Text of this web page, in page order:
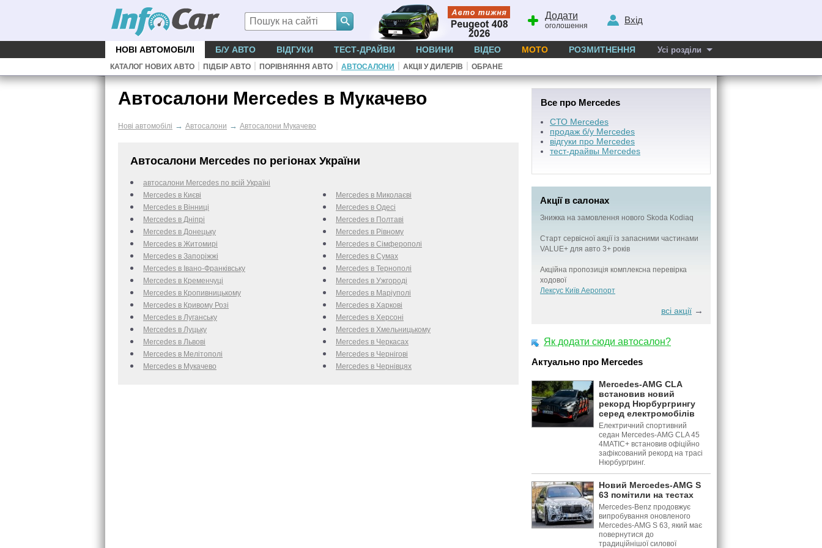
Додати
оголошення
Вхід
НОВІ АВТОМОБІЛІ Б/У АВТО ВІДГУКИ ТЕСТ-ДРАЙВИ НОВИНИ ВІДЕО МОТО РОЗМИТНЕННЯ Усі розділи
КАТАЛОГ НОВИХ АВТО | ПІДБІР АВТО | ПОРІВНЯННЯ АВТО | АВТОСАЛОНИ | АКЦІІ У ДИЛЕРІВ | ОБРАНЕ
Автосалони Mercedes в Мукачево
Нові автомобілі → Автосалони → Автосалони Мукачево
Автосалони Mercedes по регіонах України
автосалони Mercedes по всій Україні
Mercedes в Києві
Mercedes в Вінниці
Mercedes в Дніпрі
Mercedes в Донецьку
Mercedes в Житомирі
Mercedes в Запоріжжі
Mercedes в Івано-Франківську
Mercedes в Кременчуці
Mercedes в Кропивницькому
Mercedes в Кривому Розі
Mercedes в Луганську
Mercedes в Луцьку
Mercedes в Львові
Mercedes в Мелітополі
Mercedes в Мукачево
Mercedes в Миколаєві
Mercedes в Одесі
Mercedes в Полтаві
Mercedes в Рівному
Mercedes в Сімферополі
Mercedes в Сумах
Mercedes в Тернополі
Mercedes в Ужгороді
Mercedes в Маріуполі
Mercedes в Харкові
Mercedes в Херсоні
Mercedes в Хмельницькому
Mercedes в Черкаcах
Mercedes в Чернігові
Mercedes в Чернівцях
Все про Mercedes
СТО Mercedes
продаж б/у Mercedes
відгуки про Mercedes
тест-драйвы Mercedes
Акції в салонах
Знижка на замовлення нового Skoda Kodiaq
Старт сервісної акції із запасними частинами
VALUE+ для авто 3+ років
Акційна пропозиція комплексна перевірка
ходової
Лексус Київ Аеропорт
всі акції →
Як додати сюди автосалон?
Актуально про Mercedes
Mercedes-AMG CLA
встановив новий
рекорд Нюрбургрингу
серед електромобілів
Електричний спортивний
седан Mercedes-AMG CLA 45
4MATIC+ встановив офіційно
зафіксований рекорд на трасі
Нюрбургринг.
Новий Mercedes-AMG S
63 помітили на тестах
Mercedes-Benz продовжує
випробування оновленого
Mercedes-AMG S 63, який має
повернутися до
традиційнішої силової